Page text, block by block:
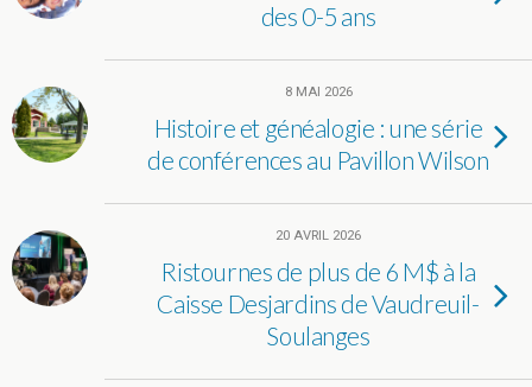
des 0-5 ans
8 MAI 2026
Histoire et généalogie : une série
de conférences au Pavillon Wilson
20 AVRIL 2026
Ristournes de plus de 6 M$ à la
Caisse Desjardins de Vaudreuil-
Soulanges